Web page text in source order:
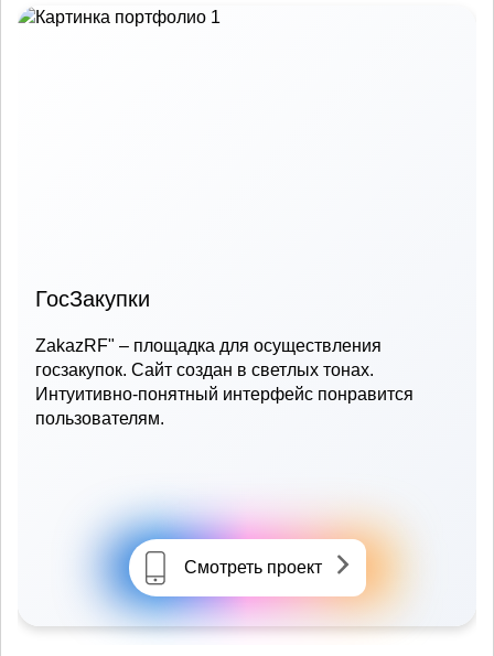
ГосЗакупки
ZakazRF" – площадка для осуществления
госзакупок. Сайт создан в светлых тонах.
Интуитивно-понятный интерфейс понравится
пользователям.
Смотреть проект